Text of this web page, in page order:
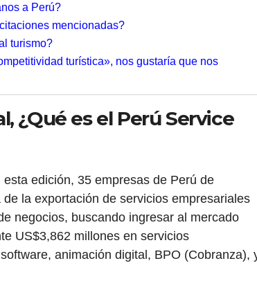
a Perú?
mencionadas?
turismo?
turística», nos gustaría que nos
¿Qué es el Perú Service
edición, 35 empresas de Perú de
la exportación de servicios empresariales
negocios, buscando ingresar al mercado
US$3,862 millones en servicios
animación digital, BPO (Cobranza),